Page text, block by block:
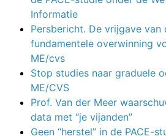
Informatie
Persbericht. De vrijgave van
fundamentele overwinning
ME/cvs
Stop studies naar graduele
ME/CVS
Prof. Van der Meer
data met “je vijanden”
Geen “herstel” in de PACE-